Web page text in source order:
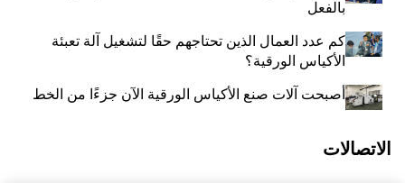
بالفعل
كم عدد العمال الذين تحتاجهم حقًا لتشغيل آلة تعبئة
الأكياس الورقية؟
أصبحت آلات صنع الأكياس الورقية الآن جزءًا من الخط
الاتصالات